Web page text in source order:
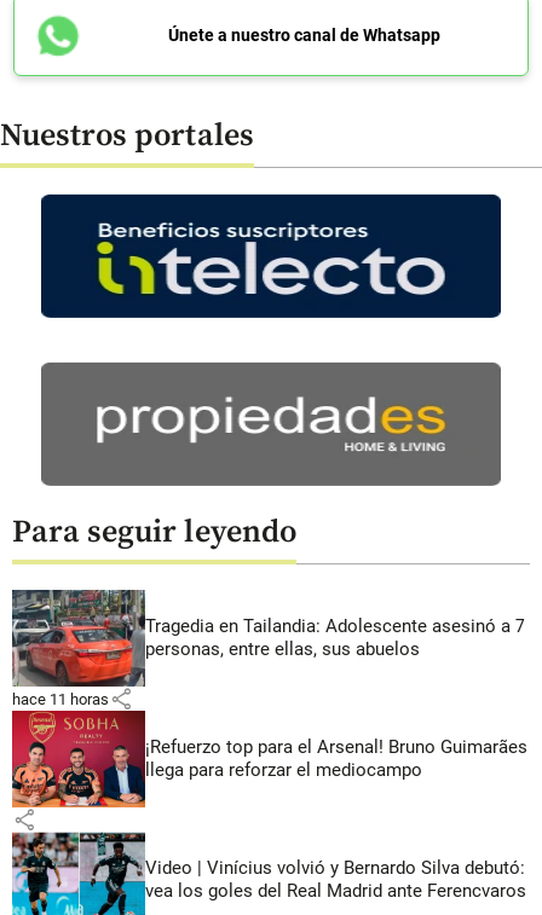
Únete a nuestro canal de Whatsapp
Nuestros portales
Para seguir leyendo
Tragedia en Tailandia: Adolescente asesinó a 7
personas, entre ellas, sus abuelos
hace 11 horas share
¡Refuerzo top para el Arsenal! Bruno Guimarães
llega para reforzar el mediocampo
share
Video | Vinícius volvió y Bernardo Silva debutó:
vea los goles del Real Madrid ante Ferencvaros